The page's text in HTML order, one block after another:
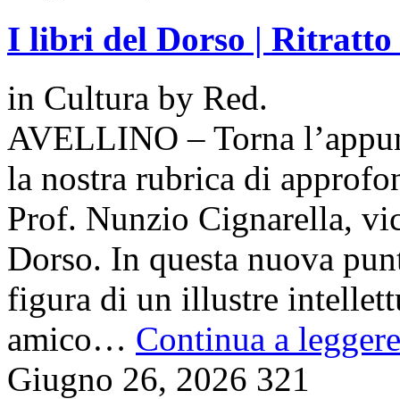
I libri del Dorso |
in Cultura by Red.
AVELLINO – Torna
la nostra rubrica di
Prof. Nunzio Cignarella,
Dorso. In questa nuova
figura di un illustre
amico… Continua a
Giugno 26, 2026 321